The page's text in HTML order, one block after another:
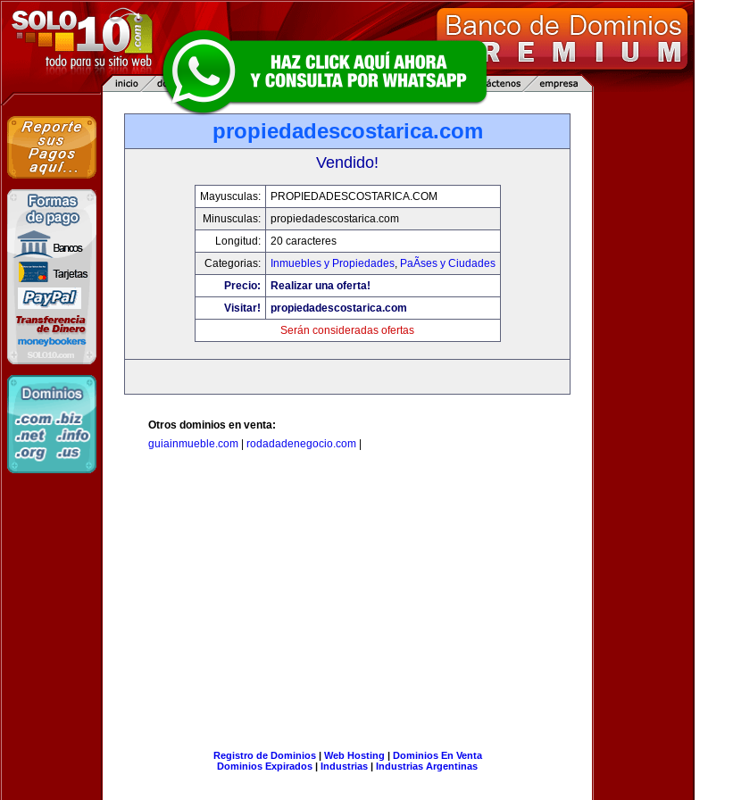
propiedadescostarica.com
Vendido!
Mayusculas:
PROPIEDADESCOSTARICA.COM
Minusculas:
propiedadescostarica.com
Longitud:
20 caracteres
Categorias:
Inmuebles y Propiedades, PaÃ­ses y Ciudades
Precio:
Realizar una oferta!
Visitar!
propiedadescostarica.com
Serán consideradas ofertas
Otros dominios en venta:
guiainmueble.com
rodadadenegocio.com
Registro de Dominios| Web Hosting | Dominios En Venta
Dominios Expirados | Industrias | Industrias Argentinas